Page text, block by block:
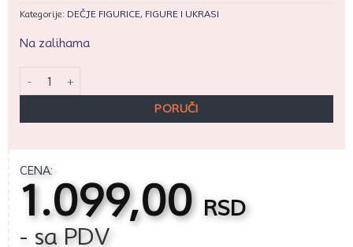
Kategorije: DEČJE FIGURICE, FIGURE I UKRASI
Na zalihama
PORUČI
CENA:
1.099,00 RSD
- sa PDV